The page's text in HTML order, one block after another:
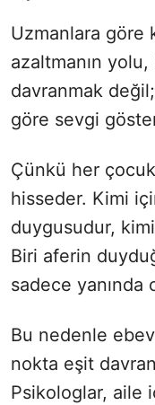
Uzmanlara göre
azaltmanın
davranmak
göre sevgi
Çünkü her
hisseder. Kimi
duygusudur,
Biri aferin
sadece yanında
Bu nedenle
nokta eşit
Psikologlar, aile